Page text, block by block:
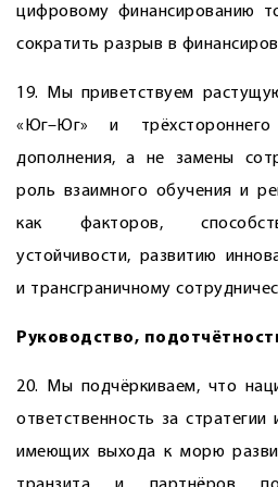
цифровому финансированию
сократить разрыв в
19. Мы приветствуем
«Юг–Юг» и
дополнения, а не замены
роль взаимного обучения и
как факторов,
устойчивости, развитию
и трансграничному
Руководство,
20. Мы подчёркиваем, что
ответственность за
имеющих выхода к морю